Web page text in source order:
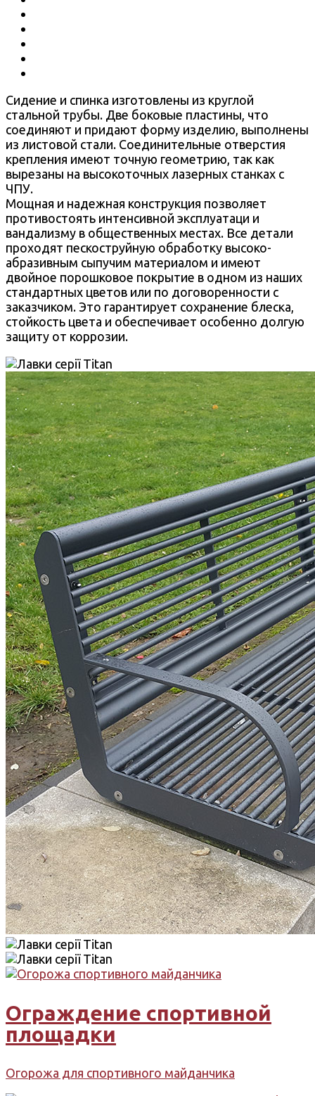
Сидение и спинка изготовлены из круглой
стальной трубы. Две боковые пластины, что
соединяют и придают форму изделию, выполнены
из листовой стали. Соединительные отверстия
крепления имеют точную геометрию, так как
вырезаны на высокоточных лазерных станках с
ЧПУ.
Мощная и надежная конструкция позволяет
противостоять интенсивной эксплуатаци и
вандализму в общественных местах. Все детали
проходят пескоструйную обработку высоко-
абразивным сыпучим материалом и имеют
двойное порошковое покрытие в одном из наших
стандартных цветов или по договоренности с
заказчиком. Это гарантирует сохранение блеска,
стойкость цвета и обеспечивает особенно долгую
защиту от коррозии.
Ограждение спортивной
площадки
Огорожа для спортивного майданчика